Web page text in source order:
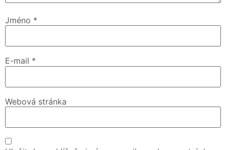
Jméno *
E-mail *
Webová stránka